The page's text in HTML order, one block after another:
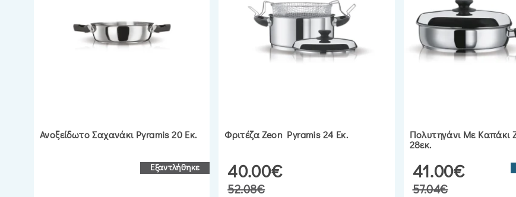
Ανοξείδωτο Σαχανάκι Pyramis 20 Εκ.
Εξαντλήθηκε
Φριτέζα Zeon Pyramis 24 Εκ.
40.00€
52.08€
Πολυτηγάνι Με Καπάκι
28εκ.
41.00€
57.04€